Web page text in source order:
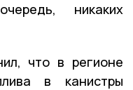
никаких
что в регионе
в канистры